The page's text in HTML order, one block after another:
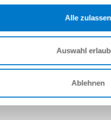
Alle zulassen
Auswahl
Ablehnen